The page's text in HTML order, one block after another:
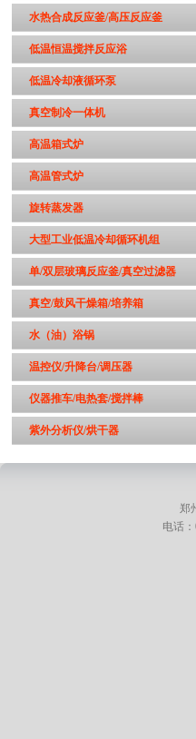
水热合成反应釜/高压反应釜
低温恒温搅拌反应浴
低温冷却液循环泵
真空制冷一体机
高温箱式炉
高温管式炉
旋转蒸发器
大型工业低温冷却循环机组
单/双层玻璃反应釜/真空过滤器
真空/鼓风干燥箱/培养箱
水（油）浴锅
温控仪/升降台/调压器
仪器推车/电热套/搅拌棒
紫外分析仪/烘干器
郑
电话